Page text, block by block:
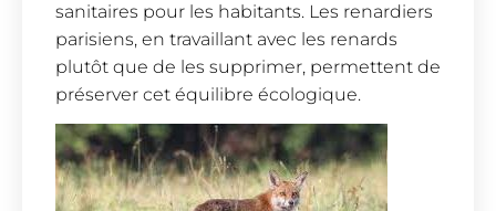
sanitaires pour les habitants. Les renardiers
parisiens, en travaillant avec les renards
plutôt que de les supprimer, permettent de
préserver cet équilibre écologique.